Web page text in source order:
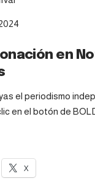
en
el periodismo
en el botón de
X